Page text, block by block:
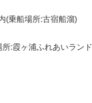
乗船場所:古宿船溜)
浦ふれあいランド